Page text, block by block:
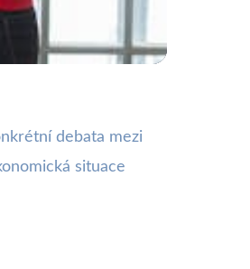
debata mezi
situace